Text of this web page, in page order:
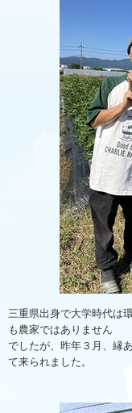
三重県出身で大学時代は
も農家ではありません
でしたが、昨年３月、縁
て来られました。